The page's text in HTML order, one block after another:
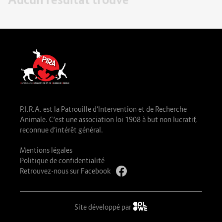
P.I.R.A. est la Patrouille d’Intervention et de Recherche
Animale. C’est une association loi 1908 à but non lucratif,
reconnue d’intérêt général.
Mentions légales
Politique de confidentialité
Retrouvez-nous sur Facebook
Site développé par